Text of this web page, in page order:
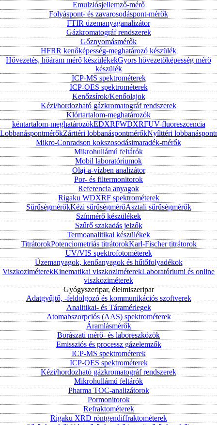
Emulziósjellemző-mérő
Folyáspont- és zavarosodáspont-mérők
FTIR üzemanyaganalizátor
Gázkromatográf rendszerek
Gőznyomásmérők
HFRR kenőképesség-meghatározó készülék
Hővezetés, hőáram mérő készülékekGyors hővezetőképesség mérő
készülék
ICP-MS spektrométerek
ICP-OES spektrométerek
Kenőzsírok/Kenőolajok
Kézi/hordozható gázkromatográf rendszerek
Klórtartalom-meghatározók
kéntartalom-meghatározókEDXRFWDXRFUV-fluoreszcencia
LobbanáspontmérőkZárttéri lobbanáspontmérőkNyílttéri
Mikro-Conradson kokszosodásimaradék-mérők
Mikrohullámú feltárók
Mobil laboratóriumok
Olaj-a-vízben analizátor
Por- és filtermonitorok
Referencia anyagok
Rigaku WDXRF spektrométerek
SűrűségmérőkKézi sűrűségmérőAsztali sűrűségmérők
Színmérő készülékek
Szűrő szakadás jelzők
Termoanalitikai készülékek
TitrátorokPotenciometriás titrátorokKarl-Fischer titrátorok
UV/VIS spektrofotométerek
Üzemanyagok, kenőanyagok és hűtőfolyadékok
ViszkoziméterekKinematikai viszkoziméterekLaboratóriumi és online
viszkoziméterek
Gyógyszeripar, élelmiszeripar
Adatgyűjtő, -feldolgozó és kommunikációs szoftverek
Analitikai- és Táramérlegek
Atomabszorpciós (AAS) spektrométerek
Áramlásmérők
Borászati mérő- és laboreszközök
Emissziós és processz gázelemzők
ICP-MS spektrométerek
ICP-OES spektrométerek
Kézi/hordozható gázkromatográf rendszerek
Mikrohullámú feltárók
Pharma TOC-analizátorok
Pormonitorok
Refraktométerek
Rigaku XRD röntgendiffraktométerek